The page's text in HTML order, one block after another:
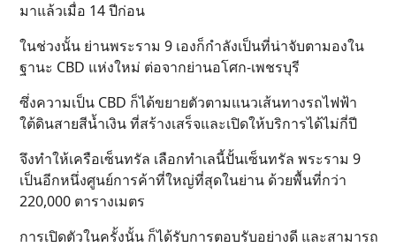
มาแล้วเมื่อ 14 ปีก่อน
ในช่วงนั้น ย่านพระราม 9 เองก็กำลังเป็นที่น่าจับตามองใน
ฐานะ CBD แห่งใหม่ ต่อจากย่านอโศก-เพชรบุรี
ซึ่งความเป็น CBD ก็ได้ขยายตัวตามแนวเส้นทางรถไฟฟ้า
ใต้ดินสายสีน้ำเงิน ที่สร้างเสร็จและเปิดให้บริการได้ไม่กี่ปี
จึงทำให้เครือเซ็นทรัล เลือกทำเลนี้ปั้นเซ็นทรัล พระราม 9
เป็นอีกหนึ่งศูนย์การค้าที่ใหญ่ที่สุดในย่าน ด้วยพื้นที่กว่า
220,000 ตารางเมตร
การเปิดตัวในครั้งนั้น ก็ได้รับการตอบรับอย่างดี และสามารถ